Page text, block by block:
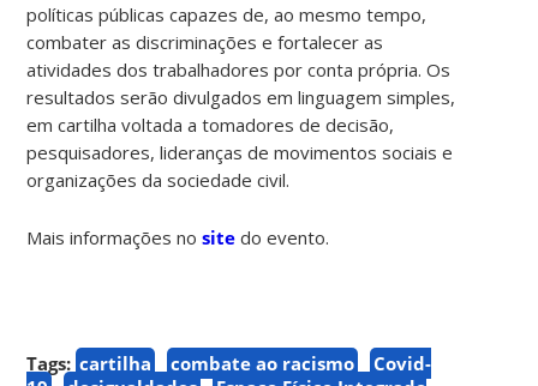
políticas públicas capazes de, ao mesmo tempo,
combater as discriminações e fortalecer as
atividades dos trabalhadores por conta própria. Os
resultados serão divulgados em linguagem simples,
em cartilha voltada a tomadores de decisão,
pesquisadores, lideranças de movimentos sociais e
organizações da sociedade civil.
Mais informações nosite do evento.
Tags: cartilha combate ao racismo
Covid-